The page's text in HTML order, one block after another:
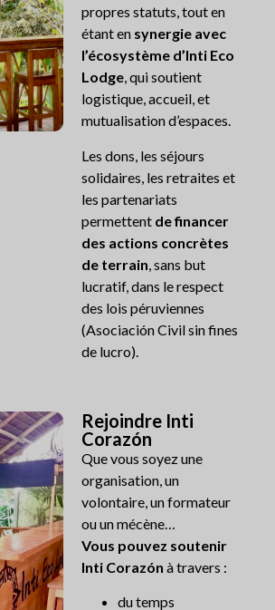
propres statuts, tout en
étant en synergie avec
l’écosystème d’Inti Eco
Lodge, qui soutient
logistique, accueil, et
mutualisation d’espaces.
Les dons, les séjours
solidaires, les retraites et
les partenariats
permettent de financer
des actions concrètes
de terrain , sans but
lucratif, dans le respect
des lois péruviennes
(Asociación Civil sin fines
de lucro).
Rejoindre Inti
Corazón
Que vous soyez une
organisation, un
volontaire, un formateur
ou un mécène…
Vous pouvez soutenir
Inti Corazón à travers :
du temps